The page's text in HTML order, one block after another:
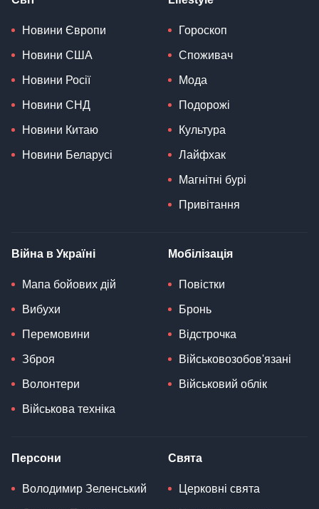
Новини Європи
Новини США
Новини Росії
Новини СНД
Новини Китаю
Новини Беларусі
Гороскоп
Споживач
Мода
Подорожі
Культура
Лайфхак
Магнітні бурі
Привітання
Війна в Україні
Мапа бойових дій
Вибухи
Перемовини
Зброя
Волонтери
Військова техніка
Мобілізація
Повістки
Бронь
Відстрочка
Військовозобов'язані
Військовий облік
Персони
Володимир Зеленський
Свята
Церковні свята